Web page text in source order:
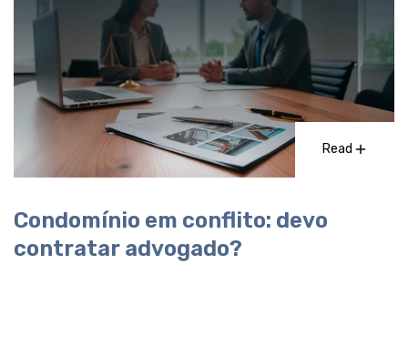
Read
Condomínio em conflito: devo
contratar advogado?